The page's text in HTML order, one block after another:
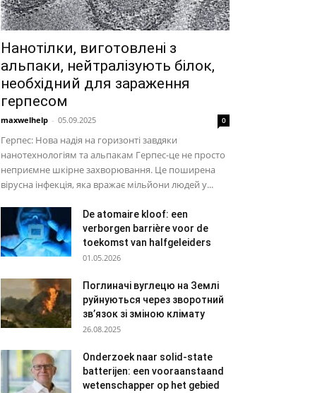
Нанотілки, виготовлені з
альпаки, нейтралізують білок,
необхідний для зараження
герпесом
maxwelhelp - 05.09.2025 0
Герпес: Нова надія на горизонті завдяки
нанотехнологіям та альпакам Герпес-це не просто
неприємне шкірне захворювання. Це поширена
вірусна інфекція, яка вражає мільйони людей у...
De atomaire kloof: een
verborgen barrière voor de
toekomst van halfgeleiders
01.05.2026
Поглиначі вуглецю на Землі
руйнуються через зворотний
зв’язок зі зміною клімату
26.08.2025
Onderzoek naar solid-state
batterijen: een vooraanstaand
wetenschapper op het gebied